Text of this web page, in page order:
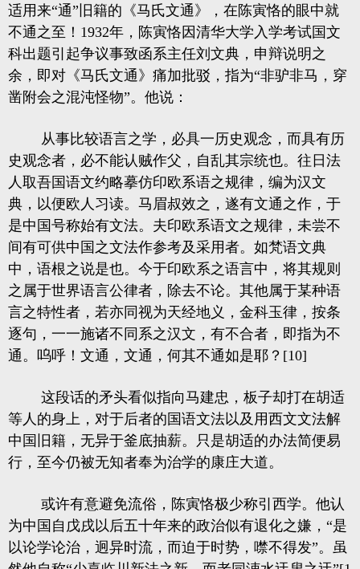
适用来“通”旧籍的《马氏文通》，在陈寅恪的眼中就
不通之至！1932年，陈寅恪因清华大学入学考试国文
科出题引起争议事致函系主任刘文典，申辩说明之
余，即对《马氏文通》痛加批驳，指为“非驴非马，穿
凿附会之混沌怪物”。他说：
从事比较语言之学，必具一历史观念，而具有历
史观念者，必不能认贼作父，自乱其宗统也。往日法
人取吾国语文约略摹仿印欧系语之规律，编为汉文
典，以便欧人习读。马眉叔效之，遂有文通之作，于
是中国号称始有文法。夫印欧系语文之规律，未尝不
间有可供中国之文法作参考及采用者。如梵语文典
中，语根之说是也。今于印欧系之语言中，将其规则
之属于世界语言公律者，除去不论。其他属于某种语
言之特性者，若亦同视为天经地义，金科玉律，按条
逐句，一一施诸不同系之汉文，有不合者，即指为不
通。呜呼！文通，文通，何其不通如是耶？[10]
这段话的矛头看似指向马建忠，板子却打在胡适
等人的身上，对于后者的国语文法以及用西文文法解
中国旧籍，无异于釜底抽薪。只是胡适的办法简便易
行，至今仍被无知者奉为治学的康庄大道。
或许有意避免流俗，陈寅恪极少称引西学。他认
为中国自戊戌以后五十年来的政治似有退化之嫌，“是
以论学论治，迥异时流，而迫于时势，噤不得发”。虽